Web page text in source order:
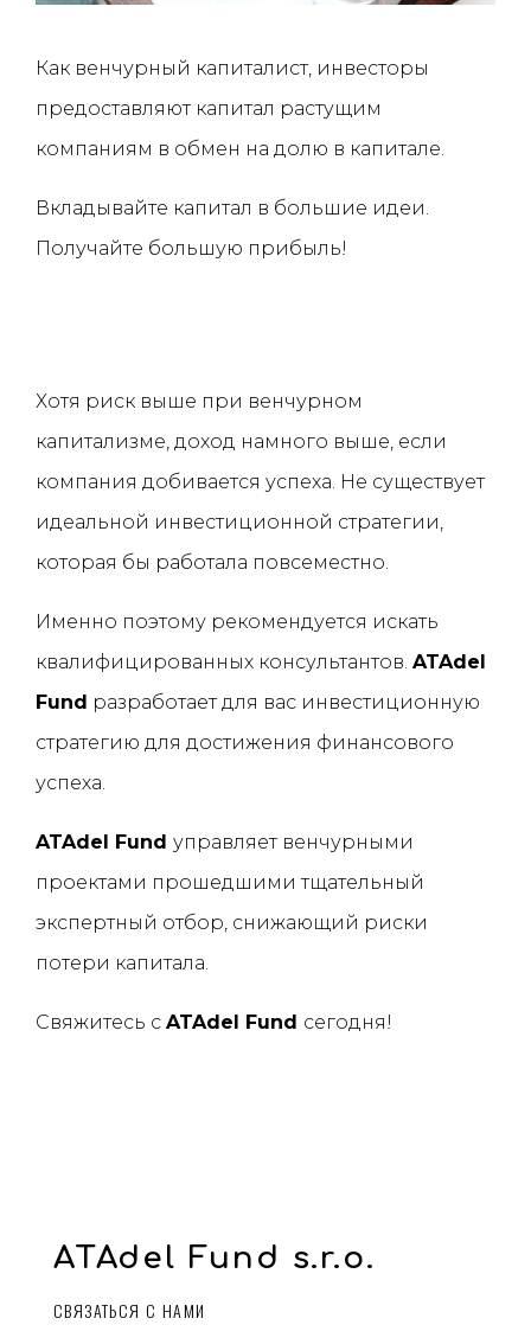
Как венчурный капиталист, инвесторы
предоставляют капитал растущим
компаниям в обмен на долю в капитале.
Вкладывайте капитал в большие идеи.
Получайте большую прибыль!
Хотя риск выше при венчурном
капитализме, доход намного выше, если
компания добивается успеха. Не существует
идеальной инвестиционной стратегии,
которая бы работала повсеместно.
Именно поэтому рекомендуется искать
квалифицированных консультантов. ATAdel
Fund разработает для вас инвестиционную
стратегию для достижения финансового
успеха.
ATAdel Fund управляет венчурными
проектами прошедшими тщательный
экспертный отбор, снижающий риски
потери капитала.
Свяжитесь с ATAdel Fund сегодня!
ATAdel Fund s.r.o.
СВЯЗАТЬСЯ С НАМИ